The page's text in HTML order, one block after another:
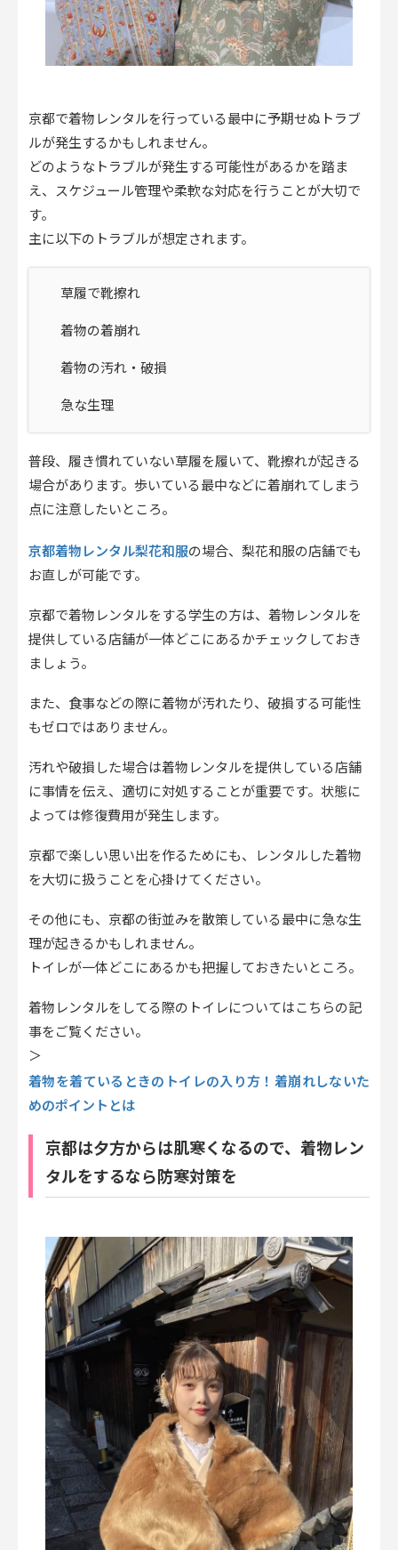
京都で着物レンタルを行っている最中に予期せぬトラブ
ルが発生するかもしれません。
どのようなトラブルが発生する可能性があるかを踏ま
え、スケジュール管理や柔軟な対応を行うことが大切で
す。
主に以下のトラブルが想定されます。
草履で靴擦れ
着物の着崩れ
着物の汚れ・破損
急な生理
普段、履き慣れていない草履を履いて、靴擦れが起きる
場合があります。歩いている最中などに着崩れてしまう
点に注意したいところ。
京都着物レンタル梨花和服の場合、梨花和服の店舗でも
お直しが可能です。
京都で着物レンタルをする学生の方は、着物レンタルを
提供している店舗が一体どこにあるかチェックしておき
ましょう。
また、食事などの際に着物が汚れたり、破損する可能性
もゼロではありません。
汚れや破損した場合は着物レンタルを提供している店舗
に事情を伝え、適切に対処することが重要です。状態に
よっては修復費用が発生します。
京都で楽しい思い出を作るためにも、レンタルした着物
を大切に扱うことを心掛けてください。
その他にも、京都の街並みを散策している最中に急な生
理が起きるかもしれません。
トイレが一体どこにあるかも把握しておきたいところ。
着物レンタルをしてる際のトイレについてはこちらの記
事をご覧ください。
＞
着物を着ているときのトイレの入り方！着崩れしないた
めのポイントとは
京都は夕方からは肌寒くなるので、着物レン
タルをするなら防寒対策を